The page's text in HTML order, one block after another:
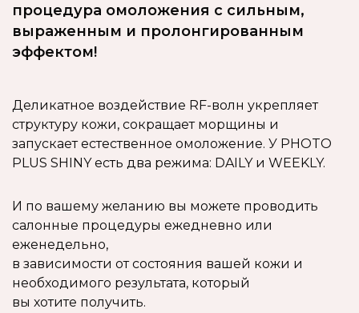
процедура омоложения с сильным,
выраженным и пролонгированным
эффектом!
Деликатное воздействие RF-волн укрепляет
структуру кожи, сокращает морщины и
запускает естественное омоложение. У PHOTO
PLUS SHINY есть два режима: DAILY и WEEKLY.
И по вашему желанию вы можете проводить
салонные процедуры ежедневно или
еженедельно,
в зависимости от состояния вашей кожи и
необходимого результата, который
вы хотите получить.